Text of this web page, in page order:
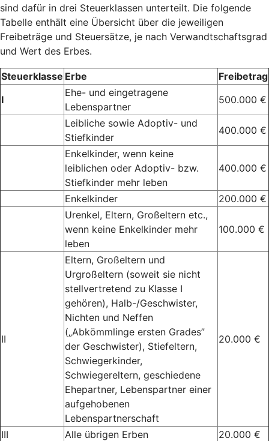
sind dafür in drei Steuerklassen unterteilt. Die folgende
Tabelle enthält eine Übersicht über die jeweiligen
Freibeträge und Steuersätze, je nach Verwandtschaftsgrad
und Wert des Erbes.
Steuerklasse Erbe
Freibetrag
I
Ehe- und eingetragene
Lebenspartner
500.000 €
Leibliche sowie Adoptiv- und
Stiefkinder
400.000 €
Enkelkinder, wenn keine
leiblichen oder Adoptiv- bzw.
Stiefkinder mehr leben
400.000 €
Enkelkinder
200.000 €
Urenkel, Eltern, Großeltern etc.,
wenn keine Enkelkinder mehr
leben
100.000 €
II
Eltern, Großeltern und
Urgroßeltern (soweit sie nicht
stellvertretend zu Klasse I
gehören), Halb-/Geschwister,
Nichten und Neffen
(„Abkömmlinge ersten Grades”
der Geschwister), Stiefeltern,
Schwiegerkinder,
Schwiegereltern, geschiedene
Ehepartner, Lebenspartner einer
aufgehobenen
Lebenspartnerschaft
20.000 €
III Alle übrigen Erben
20.000 €